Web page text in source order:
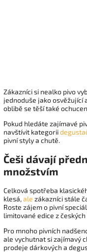
Zákazníci si nealko pivo
jednoduše jako osvěžující
oblibě se těší také
Pokud hledáte zajímavé
navštívit kategorii
pivní styly a chutě.
Češi dávají
množstvím
Celková spotřeba
klesá,ale zákazníci stále
Roste zájem o pivní
limitované edice z
Pro mnoho pivních
ale vychutnat si zajímavý
prodeje dárkových a